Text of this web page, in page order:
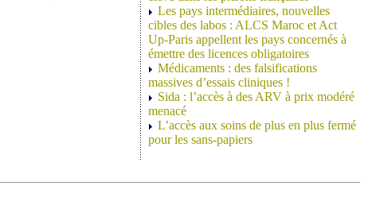
Les pays intermédiaires, nouvelles
cibles des labos : ALCS Maroc et Act
Up-Paris appellent les pays concernés à
émettre des licences obligatoires
Médicaments : des falsifications
massives d’essais cliniques !
Sida : l’accès à des ARV à prix modéré
menacé
L’accès aux soins de plus en plus fermé
pour les sans-papiers